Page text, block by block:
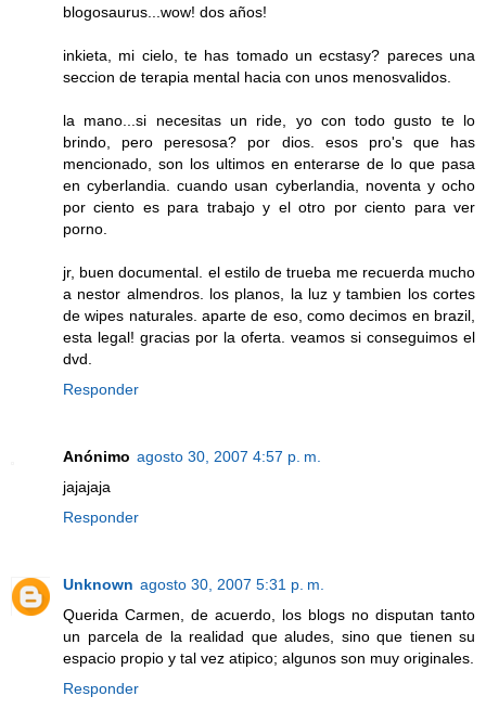
blogosaurus...wow! dos años!
inkieta, mi cielo, te has tomado un ecstasy? pareces una
seccion de terapia mental hacia con unos menosvalidos.
la mano...si necesitas un ride, yo con todo gusto te lo
brindo, pero peresosa? por dios. esos pro's que has
mencionado, son los ultimos en enterarse de lo que pasa
en cyberlandia. cuando usan cyberlandia, noventa y ocho
por ciento es para trabajo y el otro por ciento para ver
porno.
jr, buen documental. el estilo de trueba me recuerda mucho
a nestor almendros. los planos, la luz y tambien los cortes
de wipes naturales. aparte de eso, como decimos en brazil,
esta legal! gracias por la oferta. veamos si conseguimos el
dvd.
Responder
Anónimo agosto 30, 2007 4:57 p. m.
jajajaja
Responder
Unknown agosto 30, 2007 5:31 p. m.
Querida Carmen, de acuerdo, los blogs no disputan tanto
un parcela de la realidad que aludes, sino que tienen su
espacio propio y tal vez atipico; algunos son muy originales.
Responder